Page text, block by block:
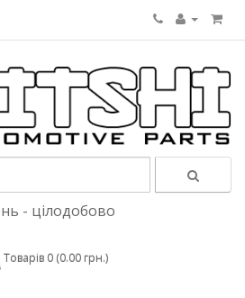
- цілодобово
Товарів 0 (0.00 грн.)